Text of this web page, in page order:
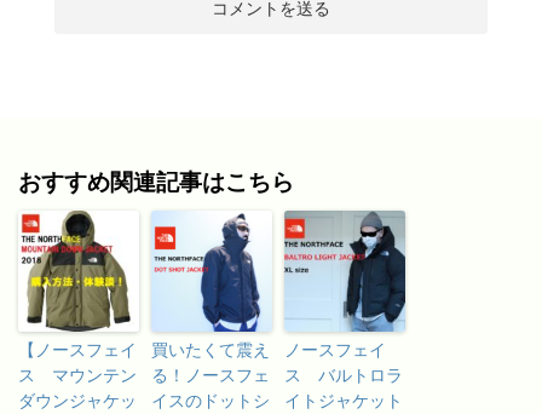
おすすめ関連記事はこちら
【ノースフェイ
ス マウンテン
ダウンジャケッ
買いたくて震え
る！ノースフェ
イスのドットシ
ノースフェイ
ス バルトロラ
イトジャケット